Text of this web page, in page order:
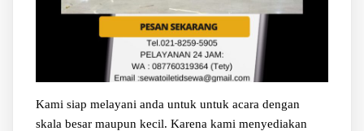
Kami siap melayani anda untuk untuk acara dengan
skala besar maupun kecil. Karena kami menyediakan